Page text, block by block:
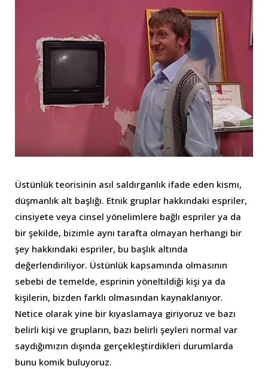
Üstünlük teorisinin asıl saldırganlık ifade eden kısmı,
düşmanlık alt başlığı. Etnik gruplar hakkındaki espriler,
cinsiyete veya cinsel yönelimlere bağlı espriler ya da
bir şekilde, bizimle aynı tarafta olmayan herhangi bir
şey hakkındaki espriler, bu başlık altında
değerlendiriliyor. Üstünlük kapsamında olmasının
sebebi de temelde, esprinin yöneltildiği kişi ya da
kişilerin, bizden farklı olmasından kaynaklanıyor.
Netice olarak yine bir kıyaslamaya giriyoruz ve bazı
belirli kişi ve grupların, bazı belirli şeyleri normal var
saydığımızın dışında gerçekleştirdikleri durumlarda
bunu komik buluyoruz.